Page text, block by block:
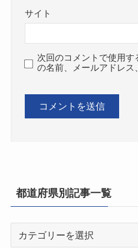
サイト
次回のコメントで使用
の名前、メールアドレス
都道府県別記事一覧